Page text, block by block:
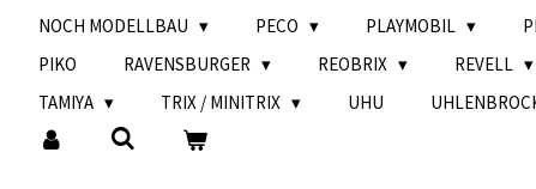
NOCH MODELLBAU
PECO PLAYMOBIL
PIKO
RAVENSBURGER REOBRIX REVELL
TAMIYA
TRIX / MINITRIX UHU